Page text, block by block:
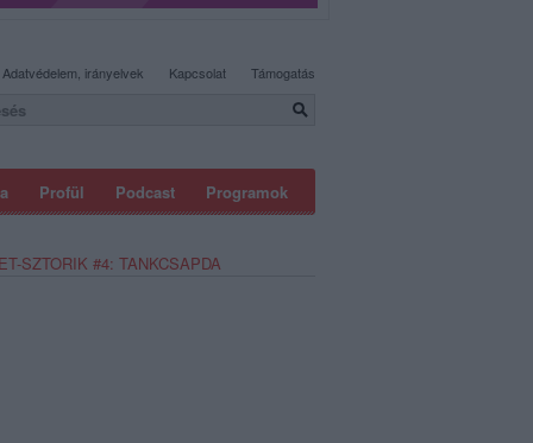
Profül Podcast Programok
Adatvédelem, irányelvek Kapcsolat Támogatás
SZTORIK #4: TANKCSAPDA